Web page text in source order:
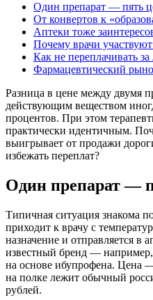
Один препарат — пять
От конвертов к
Аптеки тоже
Почему врачи
Как не переплачивать за
Фармацевтический
Разница в цене между двумя
действующим веществом
процентов. При этом
практически идентичным.
выигрывает от продажи
избежать переплат?
Один препарат —
Типичная ситуация знакома
приходит к врачу с
назначение и отправляется в
известный бренд — например,
на основе ибупрофена. Цена
на полке лежит обычный
рублей.